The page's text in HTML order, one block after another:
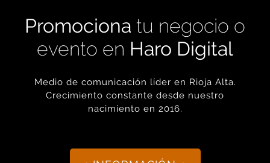
Promociona tu negocio o
evento en Haro Digital
Medio de comunicación líder en Rioja Alta.
Crecimiento constante desde nuestro
nacimiento en 2016.